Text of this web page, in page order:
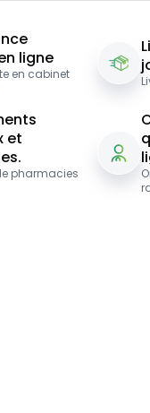
ligne
en cabinet
et
pharmacies